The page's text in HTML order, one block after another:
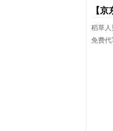
【京
稻草
免费